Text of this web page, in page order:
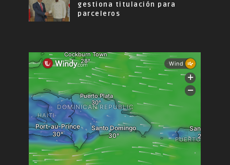
gestiona titulación para
parceleros